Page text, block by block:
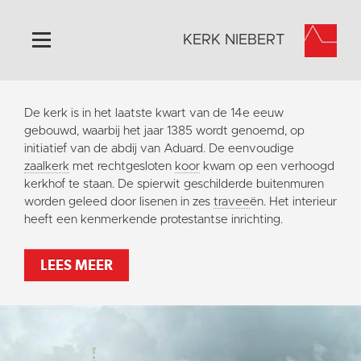
Home
Algemeen
Historie
Omgeving
Activiteiten
Contact
KERK NIEBERT
De kerk is in het laatste kwart van de 14e eeuw
gebouwd, waarbij het jaar 1385 wordt genoemd, op
initiatief van de abdij van Aduard. De eenvoudige
zaalkerk met rechtgesloten koor kwam op een verhoogd
kerkhof te staan. De spierwit geschilderde buitenmuren
worden geleed door lisenen in zes traveeën. Het interieur
heeft een kenmerkende protestantse inrichting.
LEES MEER